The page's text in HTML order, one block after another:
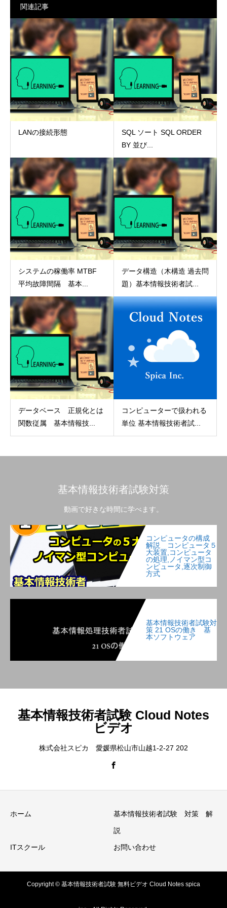
関連記事
LANの接続形態
SQL ソート SQL ORDER
BY 並び...
システムの稼働率 MTBF
平均故障間隔 基本...
データ構造（木構造 過去問
題）基本情報技術者試...
データベース 正規化とは
関数従属 基本情報技...
コンピューターで扱われる
単位 基本情報技術者試...
基本情報技術者試験対策
動画で好きな時間に学べます。
コンピュータの構成
解説 コンピュータ５
大装置,コンピュータ
の処理,ノイマン型コ
ンピュータ,逐次制御
方式
基本情報技術者試験対
策 21 OSの働き 基
本ソフトウェア
基本情報技術者試験 Cloud Notes
ビデオ
株式会社スピカ 愛媛県松山市山越1-2-27 202
ホーム 基本情報技術者試験 対策 解
説
ITスクール お問い合わせ
Copyright © 基本情報技術者試験 無料ビデオ Cloud Notes spica